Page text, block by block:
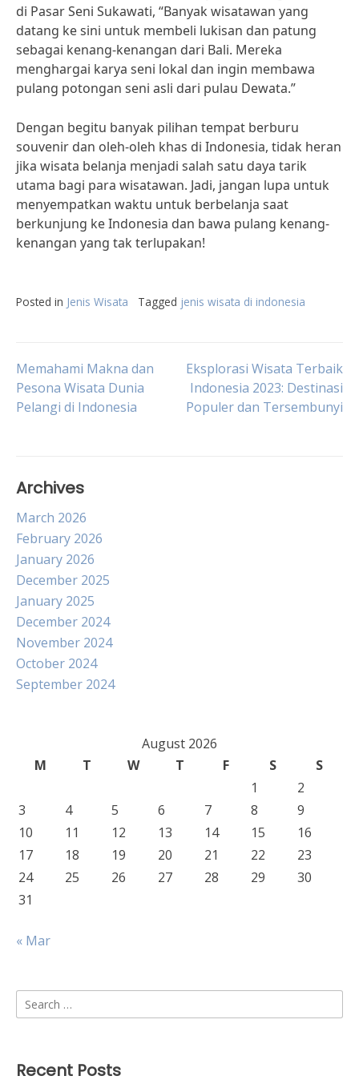
di Pasar Seni Sukawati, “Banyak wisatawan yang
datang ke sini untuk membeli lukisan dan patung
sebagai kenang-kenangan dari Bali. Mereka
menghargai karya seni lokal dan ingin membawa
pulang potongan seni asli dari pulau Dewata.”
Dengan begitu banyak pilihan tempat berburu
souvenir dan oleh-oleh khas di Indonesia, tidak heran
jika wisata belanja menjadi salah satu daya tarik
utama bagi para wisatawan. Jadi, jangan lupa untuk
menyempatkan waktu untuk berbelanja saat
berkunjung ke Indonesia dan bawa pulang kenang-
kenangan yang tak terlupakan!
Posted in Jenis Wisata Tagged jenis wisata di indonesia
Post
navigation
Memahami Makna dan
Pesona Wisata Dunia
Pelangi di Indonesia
Eksplorasi Wisata Terbaik
Indonesia 2023: Destinasi
Populer dan Tersembunyi
Archives
March 2026
February 2026
January 2026
December 2025
January 2025
December 2024
November 2024
October 2024
September 2024
August 2026
M
T W T F S
S
1
2
3
4 5 6 7 8
9
10
11 12 13 14 15
16
17
18 19 20 21 22
23
24
25 26 27 28 29
30
31
« Mar
Search
for:
Recent Posts